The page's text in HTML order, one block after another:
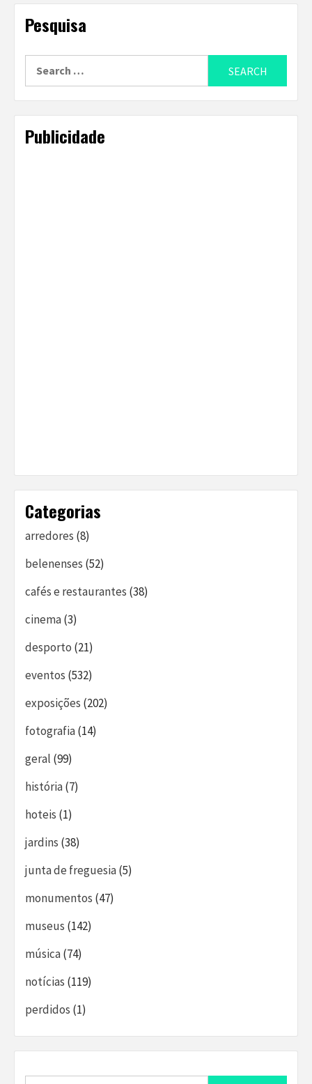
Pesquisa
Publicidade
Categorias
arredores (8)
belenenses (52)
cafés e restaurantes (38)
cinema(3)
desporto (21)
eventos (532)
exposições (202)
fotografia(14)
geral (99)
história(7)
hoteis (1)
jardins (38)
junta de freguesia(5)
monumentos (47)
museus (142)
música(74)
notícias (119)
perdidos (1)